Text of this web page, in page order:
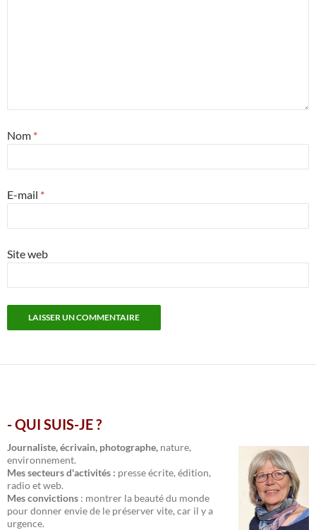
Nom *
E-mail *
Site web
- QUI SUIS-JE ?
Journaliste, écrivain, photographe, nature,
environnement.
Mes secteurs d'activités : presse écrite, édition,
radio et web.
Mes convictions : montrer la beauté du monde
pour donner envie de le préserver vite, car il y a
urgence.